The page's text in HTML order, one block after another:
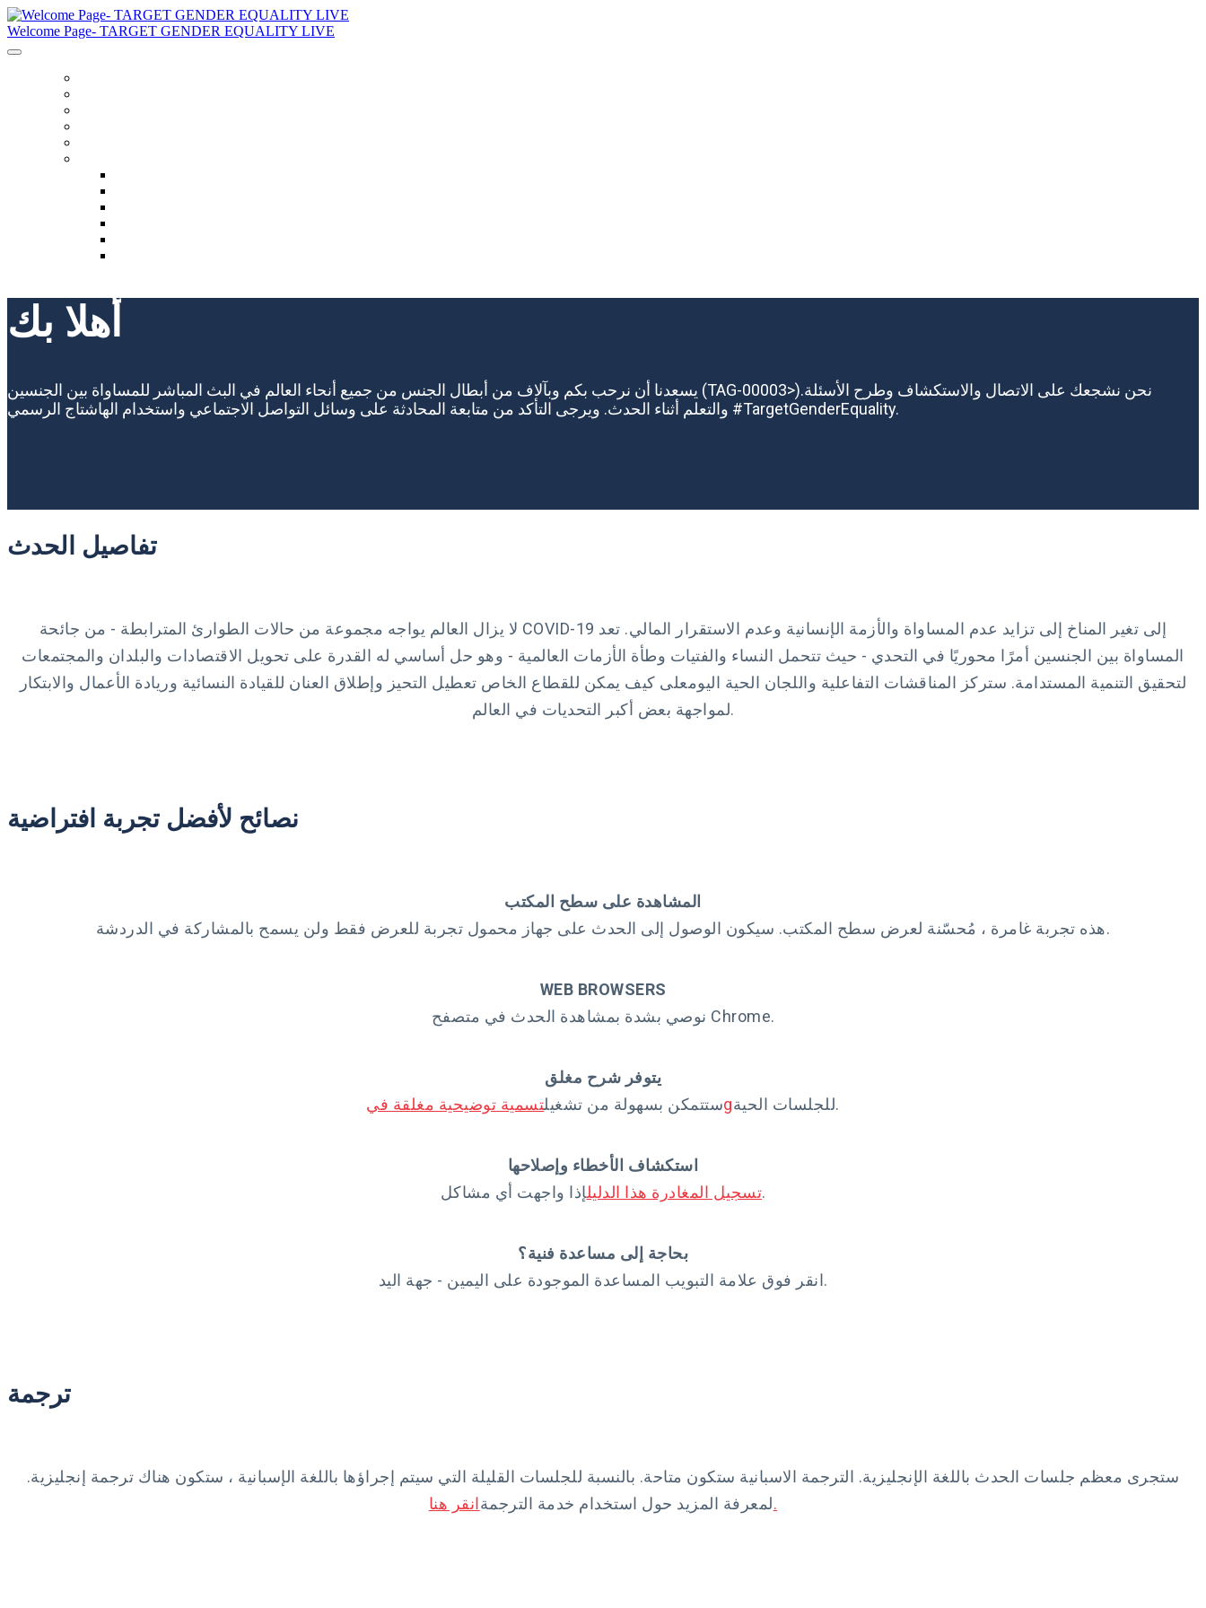
Welcome Page- TARGET GENDER EQUALITY LIVE
أهلا بك
يسعدنا أن نرحب بكم وبآلاف من أبطال الجنس من جميع أنحاء العالم في البث المباشر للمساواة بين الجنسين (TAG-00003>).نحن نشجعك على الاتصال والاستكشاف وطرح الأسئلة
والتعلم أثناء الحدث. ويرجى التأكد من متابعة المحادثة على وسائل التواصل الاجتماعي واستخدام الهاشتاج الرسمي #TargetGenderEquality.
تفاصيل الحدث
لا يزال العالم يواجه مجموعة من حالات الطوارئ المترابطة - من جائحة COVID-19 إلى تغير المناخ إلى تزايد عدم المساواة والأزمة الإنسانية وعدم الاستقرار المالي. تعد
المساواة بين الجنسين أمرًا محوريًا في التحدي - حيث تتحمل النساء والفتيات وطأة الأزمات العالمية - وهو حل أساسي له القدرة على تحويل الاقتصادات والبلدان والمجتمعات
لتحقيق التنمية المستدامة. ستركز المناقشات التفاعلية واللجان الحية اليومعلى كيف يمكن للقطاع الخاص تعطيل التحيز وإطلاق العنان للقيادة النسائية وريادة الأعمال والابتكار
لمواجهة بعض أكبر التحديات في العالم.
نصائح لأفضل تجربة افتراضية
المشاهدة على سطح المكتب
هذه تجربة غامرة ، مُحسّنة لعرض سطح المكتب. سيكون الوصول إلى الحدث على جهاز محمول تجربة للعرض فقط ولن يسمح بالمشاركة في الدردشة.
WEB BROWSERS
نوصي بشدة بمشاهدة الحدث في متصفح Chrome.
يتوفر شرح مغلق
ستتمكن بسهولة من تشغيلتسمية توضيحية مغلقة في g للجلسات الحية.
استكشاف الأخطاء وإصلاحها
تسجيل المغادرة هذا الدليلإذا واجهت أي مشاكل.
بحاجة إلى مساعدة فنية؟
انقر فوق علامة التبويب المساعدة الموجودة على اليمين - جهة اليد.
ترجمة
ستجرى معظم جلسات الحدث باللغة الإنجليزية. الترجمة الاسبانية ستكون متاحة. بالنسبة للجلسات القليلة التي سيتم إجراؤها باللغة الإسبانية ، ستكون هناك ترجمة إنجليزية.
لمعرفة المزيد حول استخدام خدمة الترجمةانقر هنا.